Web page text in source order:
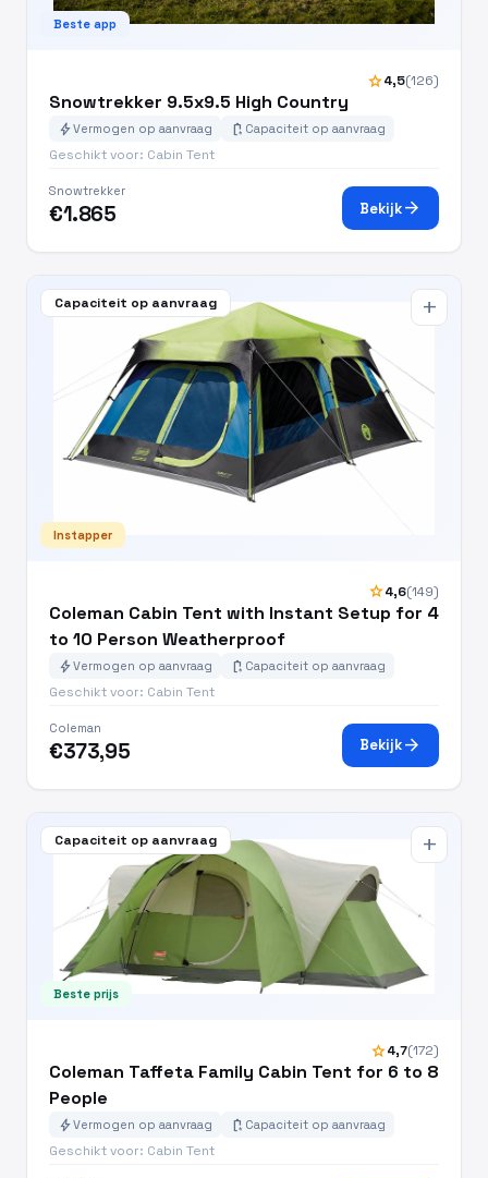
Beste app
star4,5(126)
Snowtrekker 9.5x9.5 High Country
boltVermogen op aanvraag battery_charging_full Capaciteit op aanvraag
Geschikt voor: Cabin Tent
Snowtrekker
€1.865 Bekijkarrow_forward
Capaciteit op aanvraag
Instapper
add
star4,6(149)
Coleman Cabin Tent with Instant Setup for 4
to 10 Person Weatherproof
boltVermogen op aanvraag battery_charging_full Capaciteit op aanvraag
Geschikt voor: Cabin Tent
Coleman
€373,95 Bekijkarrow_forward
Capaciteit op aanvraag
Beste prijs
add
star4,7(172)
Coleman Taffeta Family Cabin Tent for 6 to 8
People
boltVermogen op aanvraag battery_charging_full Capaciteit op aanvraag
Geschikt voor: Cabin Tent